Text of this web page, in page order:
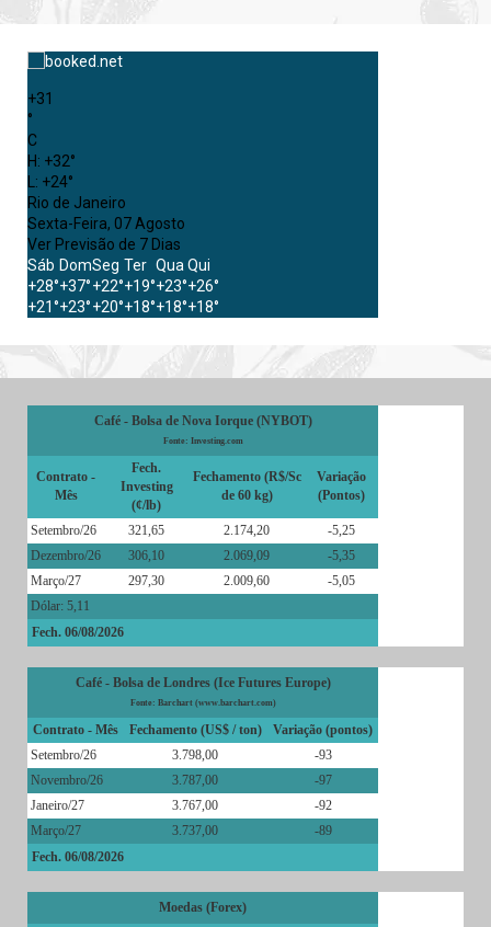
+31
°
C
H: +32°
L: +24°
Rio de Janeiro
Sexta-Feira, 07 Agosto
Ver Previsão de 7 Dias
Sáb DomSeg Ter QuaQui
+28°+37°+22°+19°+23°+26°
+21°+23°+20°+18°+18°+18°
Café - Bolsa de Nova Iorque (NYBOT)
Fonte: Investing.com
Contrato -
Mês
Fech.
Investing
(¢/lb)
Fechamento (R$/Sc
de 60 kg)
Variação
(Pontos)
Setembro/26 321,65 2.174,20
-5,25
Dezembro/26
306,10 2.069,09
-5,35
Março/27
297,30 2.009,60
-5,05
Dólar: 5,11
Fech. 06/08/2026
Café - Bolsa de Londres (Ice Futures Europe)
Fonte: Barchart (www.barchart.com)
Contrato - Mês Fechamento (US$ / ton)
Variação (pontos)
Setembro/26
3.798,00
-93
Novembro/26
3.787,00
-97
Janeiro/27
3.767,00
-92
Março/27
3.737,00
-89
Fech. 06/08/2026
Moedas (Forex)